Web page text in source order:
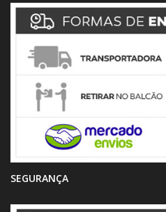
SEGURANÇA